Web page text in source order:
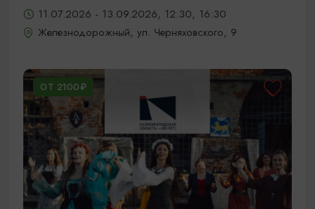
11.07.2026 - 13.09.2026, 12:30, 16:30
Железнодорожный, ул. Черняховского, 9
ОТ 2100₽